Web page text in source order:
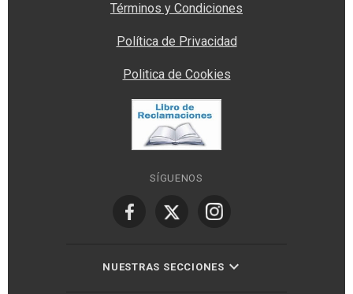
Términos y Condiciones
Política de Privacidad
Politica de Cookies
SÍGUENOS
NUESTRAS SECCIONES